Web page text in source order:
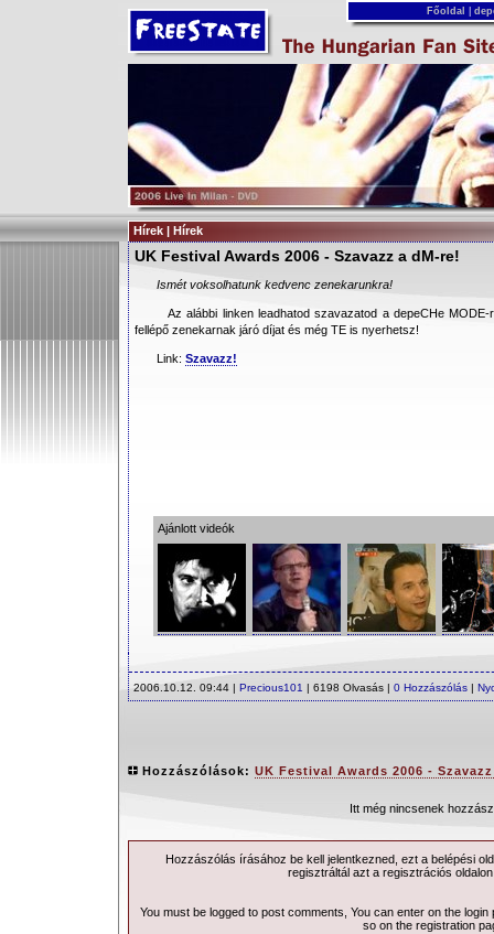
Főoldal
Hírek | Hírek
UK Festival Awards 2006 - Szavazz a dM-re!
Ismét voksolhatunk kedvenc zenekarunkra!
Az alábbi linken leadhatod szavazatod a depeCHe
fellépő zenekarnak járó díjat és még TE is nyerhetsz!
Link: Szavazz!
Ajánlott videók
2006.10.12. 09:44 | Precious101 | 6198 Olvasás | 0 Hozzászólás |
Hozzászólások: UK Festival Awards 2006 -
Itt még nincsenek
Hozzászólás írásához be kell jelentkezned, ezt a belépési
regisztráltál azt a regisztrációs
You must be logged to post comments, You can enter on the login
so on the registration